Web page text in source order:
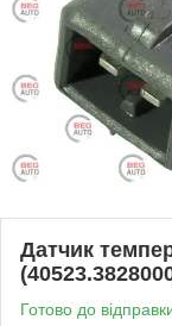
Датчик
Готово до